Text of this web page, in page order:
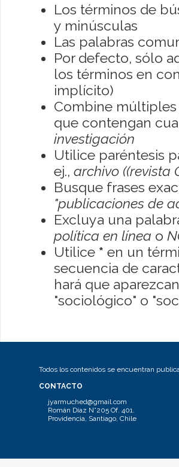
Los términos de
y minúsculas
Las palabras
Por defecto, sólo
los términos en
implícito)
Combine
que contengan
investigación
Utilice paréntesis
ej., archivo ((revista
Busque frases
"publicaciones de
Excluya una
política en línea o
Utilice * en un
secuencia de
hará que
"sociológico" o
Todos los contenidos se encuentran
CONTACTO
jyarmuched@gmail.com
Román Díaz N°205 Of. 401.
Providencia, Santiago, Chile